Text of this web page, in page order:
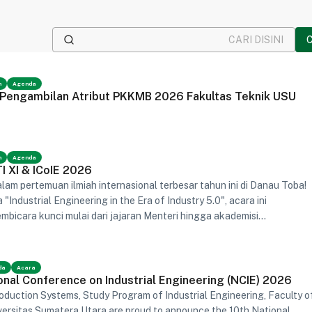
Agenda
Atribut PKKMB 2026 Fakultas Teknik USU
Agenda
XI & ICoIE 2026
pertemuan ilmiah internasional terbesar tahun ini di Danau Toba!
"Industrial Engineering in the Era of Industry 5.0", acara ini
kunci mulai dari jajaran Menteri hingga akademisi
bagian dari transformasi sistem industri yang cerdas, hijau, dan
Acara
Conference on Industrial Engineering (NCIE) 2026
Systems, Study Program of Industrial Engineering, Faculty